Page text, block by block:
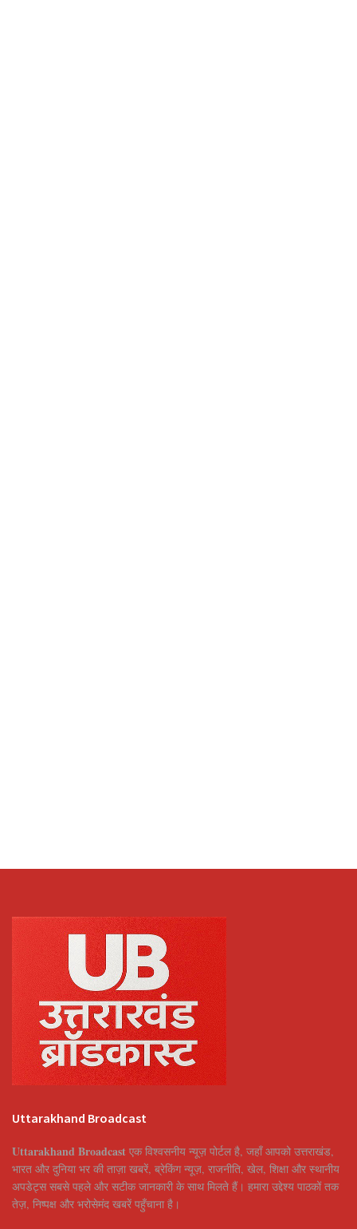
Uttarakhand Broadcast
Uttarakhand Broadcast एक विश्वसनीय न्यूज़ पोर्टल है, जहाँ आपको उत्तराखंड,
भारत और दुनिया भर की ताज़ा खबरें, ब्रेकिंग न्यूज़, राजनीति, खेल, शिक्षा और स्थानीय
अपडेट्स सबसे पहले और सटीक जानकारी के साथ मिलते हैं। हमारा उद्देश्य पाठकों तक
तेज़, निष्पक्ष और भरोसेमंद खबरें पहुँचाना है।